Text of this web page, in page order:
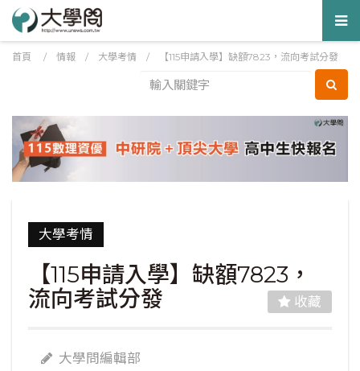
首頁 / 情報 / 大學考情 / 【115申請入學】缺額7823，流向考試分發
大學考情
【115申請入學】缺額7823，
流向考試分發
收藏
大學問編輯部